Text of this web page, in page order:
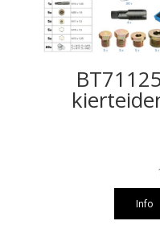
Info